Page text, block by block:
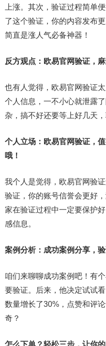
上涨。其次，验证过程简单
了这个验证，你的内容发布
简直是涨人气必备神器！
反方观点：欧易官网验证，
也有人觉得，欧易官网验证
个人信息，一不小心就泄露
杂，搞不好还要等上好几天
个人立场：欧易官网验证，
哦！
我个人是觉得，欧易官网验
验证，你的账号信誉会更好
家在验证过程中一定要保护
感信息。
案例分析：成功案例分享，
咱们来聊聊成功案例吧！有
要验证。后来，他决定试试
数量增长了30%，点赞和评
奇？
怎么下单？轻松三步，让你